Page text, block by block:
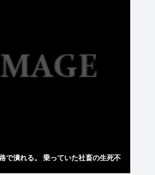
で潰れる。 乗っていた社畜の生死不